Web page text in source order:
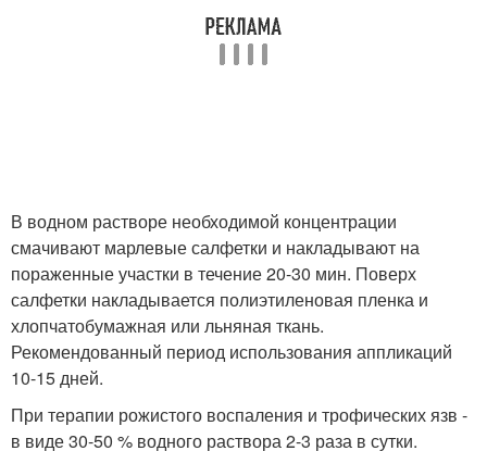
В водном растворе необходимой концентрации
смачивают марлевые салфетки и накла­дывают на
пораженные участки в течение 20-30 мин. Поверх
салфетки накладывается полиэтиленовая пленка и
хлопчатобумажная или льняная ткань.
Рекомендованный период использования аппликаций
10-15 дней.
При терапии рожистого воспаления и трофических язв -
в виде 30-50 % водного раствора 2-3 раза в сутки.